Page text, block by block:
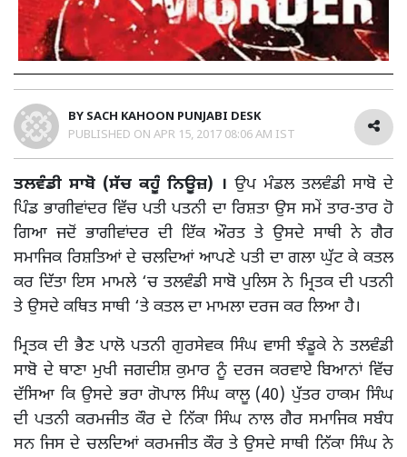
BY SACH KAHOON PUNJABI DESK
PUBLISHED ON APR 15, 2017 08:06 AM IST
ਤਲਵੰਡੀ ਸਾਬੋ (ਸੱਚ ਕਹੂੰ ਨਿਊਜ਼) । ਉਪ ਮੰਡਲ ਤਲਵੰਡੀ ਸਾਬੋ ਦੇ
ਪਿੰਡ ਭਾਗੀਵਾਂਦਰ ਵਿੱਚ ਪਤੀ ਪਤਨੀ ਦਾ ਰਿਸ਼ਤਾ ਉਸ ਸਮੇਂ ਤਾਰ-ਤਾਰ ਹੋ
ਗਿਆ ਜਦੋਂ ਭਾਗੀਵਾਂਦਰ ਦੀ ਇੱਕ ਔਰਤ ਤੇ ਉਸਦੇ ਸਾਥੀ ਨੇ ਗੈਰ
ਸਮਾਜਿਕ ਰਿਸ਼ਤਿਆਂ ਦੇ ਚਲਦਿਆਂ ਆਪਣੇ ਪਤੀ ਦਾ ਗਲਾ ਘੁੱਟ ਕੇ ਕਤਲ
ਕਰ ਦਿੱਤਾ ਇਸ ਮਾਮਲੇ ‘ਚ ਤਲਵੰਡੀ ਸਾਬੋ ਪੁਲਿਸ ਨੇ ਮ੍ਰਿਤਕ ਦੀ ਪਤਨੀ
ਤੇ ਉਸਦੇ ਕਥਿਤ ਸਾਥੀ ‘ਤੇ ਕਤਲ ਦਾ ਮਾਮਲਾ ਦਰਜ ਕਰ ਲਿਆ ਹੈ।
ਮ੍ਰਿਤਕ ਦੀ ਭੈਣ ਪਾਲੋ ਪਤਨੀ ਗੁਰਸੇਵਕ ਸਿੰਘ ਵਾਸੀ ਝੰਡੂਕੇ ਨੇ ਤਲਵੰਡੀ
ਸਾਬੋ ਦੇ ਥਾਣਾ ਮੁਖੀ ਜਗਦੀਸ਼ ਕੁਮਾਰ ਨੂੰ ਦਰਜ ਕਰਵਾਏ ਬਿਆਨਾਂ ਵਿੱਚ
ਦੱਸਿਆ ਕਿ ਉਸਦੇ ਭਰਾ ਗੋਪਾਲ ਸਿੰਘ ਕਾਲੂ (40) ਪੁੱਤਰ ਹਾਕਮ ਸਿੰਘ
ਦੀ ਪਤਨੀ ਕਰਮਜੀਤ ਕੌਰ ਦੇ ਨਿੱਕਾ ਸਿੰਘ ਨਾਲ ਗੈਰ ਸਮਾਜਿਕ ਸਬੰਧ
ਸਨ ਜਿਸ ਦੇ ਚਲਦਿਆਂ ਕਰਮਜੀਤ ਕੌਰ ਤੇ ਉਸਦੇ ਸਾਥੀ ਨਿੱਕਾ ਸਿੰਘ ਨੇ